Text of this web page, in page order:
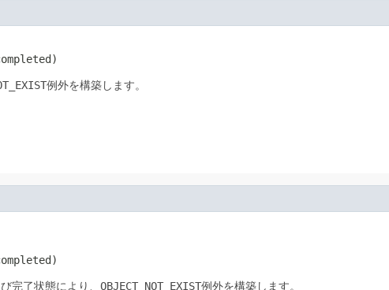
例外を構築します。
完了状態により、 OBJECT_NOT_EXIST例外を構築します。